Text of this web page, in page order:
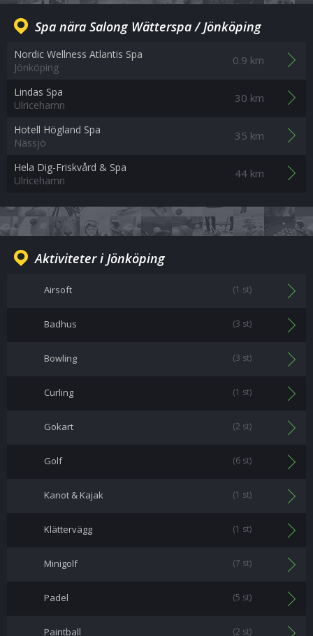
Spa nära Salong Wätterspa / Jönköping
Nordic Wellness Atlantis Spa
Jönköping
0.9 km
Lindas Spa
Ulricehamn
30 km
Hotell Högland Spa
Nässjö
35 km
Hela Dig-Friskvård & Spa
Ulricehamn
44 km
Aktiviteter i Jönköping
Airsoft (1 st)
Badhus (3 st)
Bowling (3 st)
Curling (1 st)
Gokart (2 st)
Golf (6 st)
Kanot & Kajak (1 st)
Klättervägg (1 st)
Minigolf (7 st)
Padel (5 st)
Paintball (2 st)